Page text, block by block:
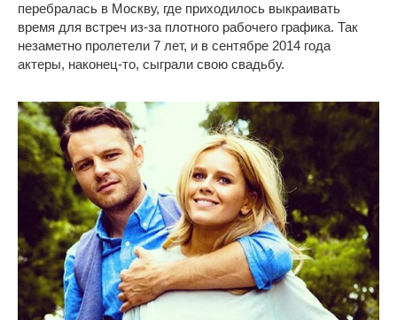
перебралась в Москву, где приходилось выкраивать
время для встреч из-за плотного рабочего графика. Так
незаметно пролетели 7 лет, и в сентябре 2014 года
актеры, наконец-то, сыграли свою свадьбу.